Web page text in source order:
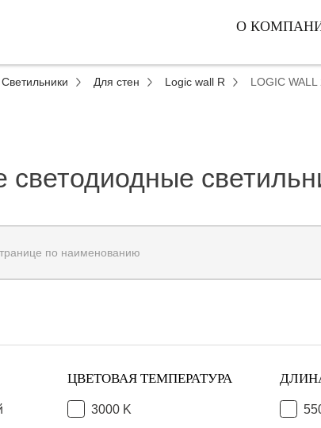
О
Светильники Для стен Logic wall R LOGIC
светодиодные
по наименованию
ЦВЕТОВАЯ ТЕМПЕРАТУРА
3000 K